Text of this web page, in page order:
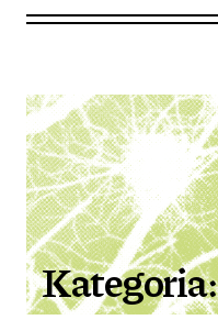
Kategoria: